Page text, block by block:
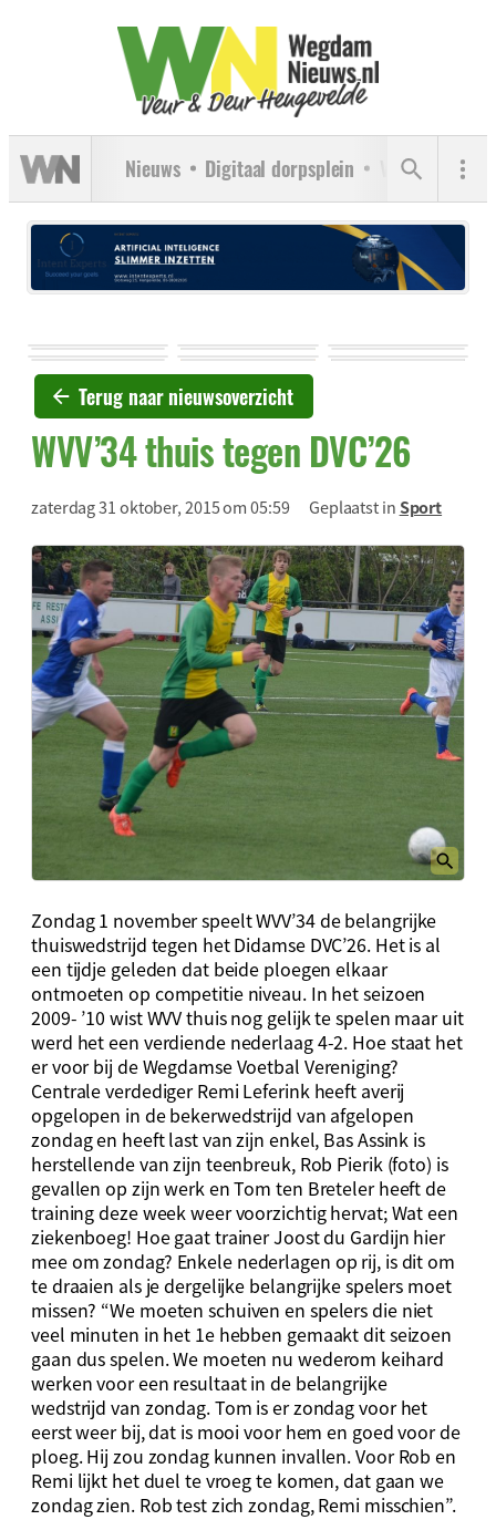
Nieuws Digitaal dorpsplein Verenigingen
Terug naar nieuwsoverzicht
WVV’34 thuis tegen DVC’26
zaterdag 31 oktober, 2015 om 05:59 Geplaatst inSport
Zondag 1 november speelt WVV’34 de belangrijke
thuiswedstrijd tegen het Didamse DVC’26. Het is al
een tijdje geleden dat beide ploegen elkaar
ontmoeten op competitie niveau. In het seizoen
2009- ’10 wist WVV thuis nog gelijk te spelen maar uit
werd het een verdiende nederlaag 4-2. Hoe staat het
er voor bij de Wegdamse Voetbal Vereniging?
Centrale verdediger Remi Leferink heeft averij
opgelopen in de bekerwedstrijd van afgelopen
zondag en heeft last van zijn enkel, Bas Assink is
herstellende van zijn teenbreuk, Rob Pierik (foto) is
gevallen op zijn werk en Tom ten Breteler heeft de
training deze week weer voorzichtig hervat; Wat een
ziekenboeg! Hoe gaat trainer Joost du Gardijn hier
mee om zondag? Enkele nederlagen op rij, is dit om
te draaien als je dergelijke belangrijke spelers moet
missen? “We moeten schuiven en spelers die niet
veel minuten in het 1e hebben gemaakt dit seizoen
gaan dus spelen. We moeten nu wederom keihard
werken voor een resultaat in de belangrijke
wedstrijd van zondag. Tom is er zondag voor het
eerst weer bij, dat is mooi voor hem en goed voor de
ploeg. Hij zou zondag kunnen invallen. Voor Rob en
Remi lijkt het duel te vroeg te komen, dat gaan we
zondag zien. Rob test zich zondag, Remi misschien”.